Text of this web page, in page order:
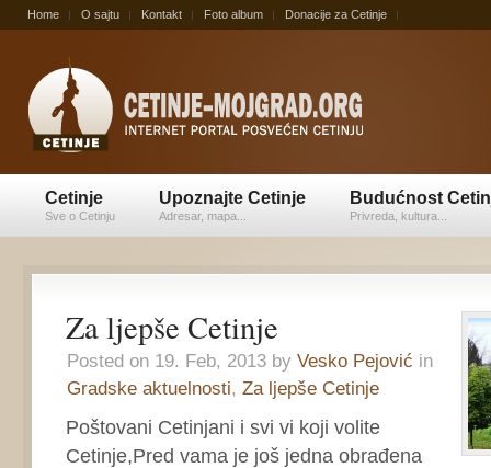
Home O sajtu Kontakt Foto album Donacije za Cetinje
Cetinje
Sve o Cetinju
Upoznajte Cetinje
Adresar, mapa...
Budućnost
Privreda, kultura...
Za ljepše Cetinje
Posted on 19. Feb, 2013 by Vesko Pejović in
Gradske aktuelnosti, Za ljepše Cetinje
Poštovani Cetinjani i svi vi koji volite
Cetinje,Pred vama je još jedna obrađena